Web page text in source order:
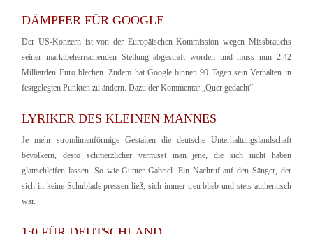
DÄMPFER FÜR GOOGLE
Der US-Konzern ist von der Europäischen Kommission wegen Missbrauchs
seiner marktbeherrschenden Stellung abgestraft worden und muss nun 2,42
Milliarden Euro blechen. Zudem hat Google binnen 90 Tagen sein Verhalten in
festgelegten Punkten zu ändern. Dazu der Kommentar „Quer gedacht“.
LYRIKER DES KLEINEN MANNES
Je mehr stromlinienförmige Gestalten die deutsche Unterhaltungslandschaft
bevölkern, desto schmerzlicher vermisst man jene, die sich nicht haben
glattschleifen lassen. So wie Gunter Gabriel. Ein Nachruf auf den Sänger, der
sich in keine Schublade pressen ließ, sich immer treu blieb und stets authentisch
war.